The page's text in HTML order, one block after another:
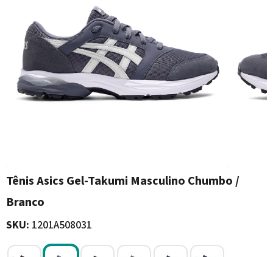
Tênis Asics Gel-Takumi Masculino Chumbo /
Branco
SKU: 1201A508031